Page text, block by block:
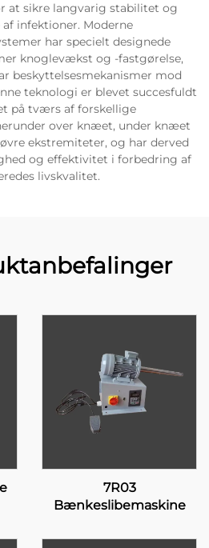
at sikre langvarig stabilitet og
infektioner. Moderne
har specielt designede
knoglevækst og -fastgørelse,
beskyttelsesmekanismer mod
teknologi er blevet succesfuldt
på tværs af forskellige
over knæet, under knæet
ekstremiteter, og har derved
og effektivitet i forbedring af
livskvalitet.
7R03
Bænkeslibemaskine